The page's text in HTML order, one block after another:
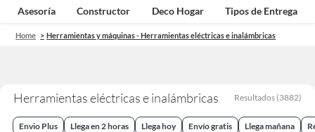
Asesoría Constructor Deco Hogar Tipos de Entrega
Home Herramientas y máquinas - Herramientas eléctricas e inalámbricas
Herramientas eléctricas e inalámbricas Resultados (3882)
Envio Plus Llega en 2 horas Llega hoy Envío gratis Llega mañana